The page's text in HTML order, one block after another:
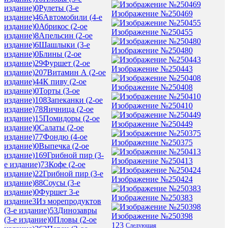
издание)0Рулеты (3-е
издание)46Автомобили (4-е
издание)0Абрикос (2-ое
издание)8Апельсин (2-ое
издание)6Шашлыки (3-е
издание)0Блины (2-ое
издание)29Фуршет (2-ое
издание)207Витамин А (2-ое
издание)44К пиву (2-ое
издание)0Торты (3-ое
издание)108Запеканки (2-ое
издание)78Яичница (2-ое
издание)15Помидоры (2-ое
издание)0Салаты (2-ое
издание)77Фондю (4-ое
издание)0Выпечка (2-ое
издание)169Грибной пир (3-
е издание)73Кофе (2-ое
издание)22Грибной пир (3-е
издание)88Соусы (3-е
издание)0Фуршет 3-е
издание3Из морепродуктов
(3-е издание)53Динозавры
(3-е издание)0Пловы (2-ое
Изображение №250469
Изображение №250455
Изображение №250480
Изображение №250443
Изображение №250408
Изображение №250410
Изображение №250449
Изображение №250375
Изображение №250413
Изображение №250424
Изображение №250383
Изображение №250398
1 23 Следующая